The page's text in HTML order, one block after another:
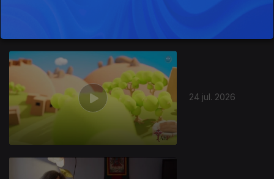
24 jul. 2026
944523